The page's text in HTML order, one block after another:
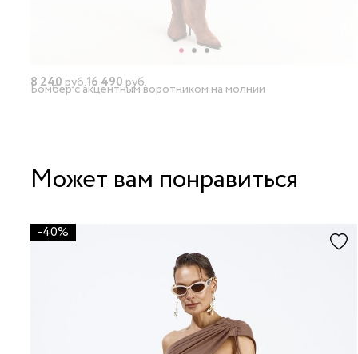
8 240руб.16 490руб.
Бомбер с акцентным воротником на молнии
Может вам понравиться
-40%